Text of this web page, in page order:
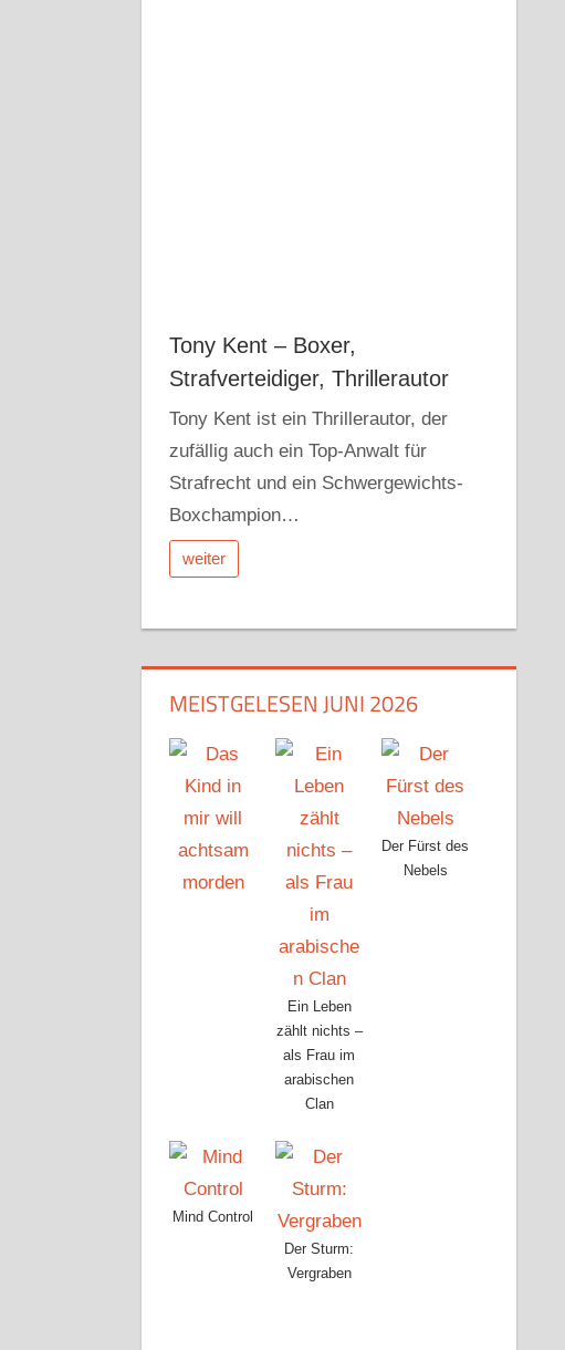
Tony Kent – Boxer,
Strafverteidiger, Thrillerautor
Tony Kent ist ein Thrillerautor, der
zufällig auch ein Top-Anwalt für
Strafrecht und ein Schwergewichts-
Boxchampion…
weiter
MEISTGELESEN JUNI 2026
Ein Leben
zählt nichts –
als Frau im
arabischen
Clan
Der Fürst des
Nebels
Mind Control
Der Sturm:
Vergraben